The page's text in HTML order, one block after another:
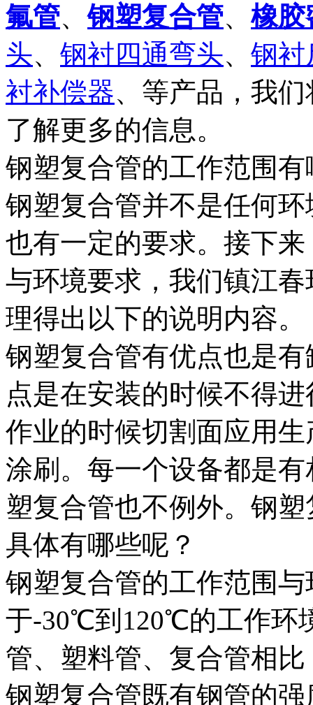
氟管、钢塑复合管、 橡胶
头、 钢衬四通弯头、 钢衬
衬补偿器、等产品，我
了解更多的信息。
钢塑复合管的工作范围
钢塑复合管并不是任何
也有一定的要求。接下
与环境要求，我们镇江
理得出以下的说明内容。
钢塑复合管有优点也是
点是在安装的时候不得
作业的时候切割面应用
涂刷。每一个设备都是
塑复合管也不例外。钢
具体有哪些呢？
钢塑复合管的工作范围
于-30℃到120℃的工作环
管、塑料管、复合管相
钢塑复合管既有钢管的